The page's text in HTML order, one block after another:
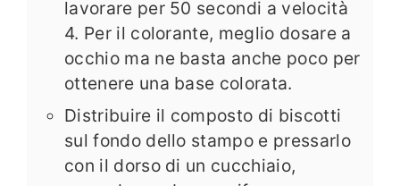
lavorare per 50 secondi a velocità
4. Per il colorante, meglio dosare a
occhio ma ne basta anche poco per
ottenere una base colorata.
Distribuire il composto di biscotti
sul fondo dello stampo e pressarlo
con il dorso di un cucchiaio,